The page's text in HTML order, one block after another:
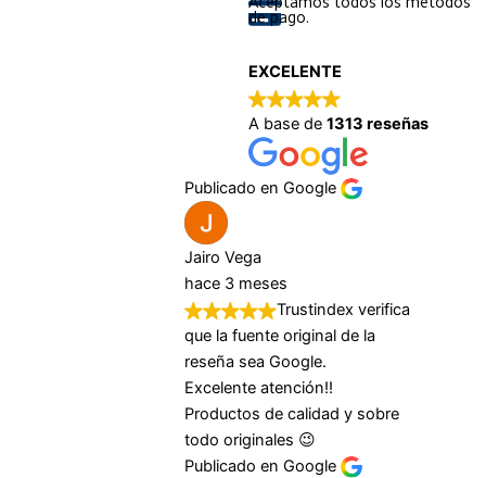
Aceptamos todos los métodos
de pago.
EXCELENTE
A base de 1313 reseñas
Publicado en Google
Trustindex verifica
que la fuente original de la
reseña sea Google.
Excelente atención!!
Productos de calidad y sobre
Publicado en Google